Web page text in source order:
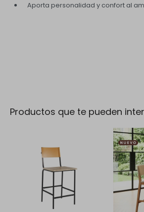
Aporta personalidad y confort al
Productos que te pueden